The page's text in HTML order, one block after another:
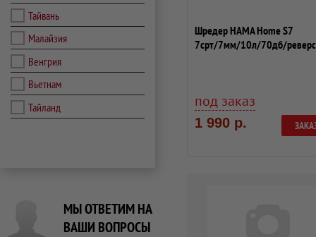
Тайвань
Малайзия
Венгрия
Вьетнам
Тайланд
МЫ ОТВЕТИМ НА
ВАШИ ВОПРОСЫ
Шредер HAMA Home S7
7срт/7мм/10л/70дб/реверс
под заказ
1 990 р.